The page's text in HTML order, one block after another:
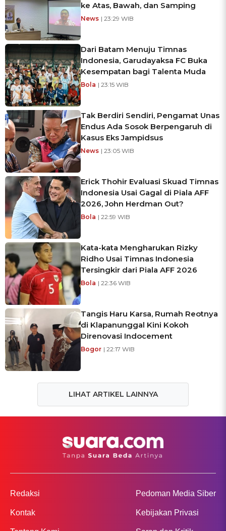
ke Atas, Bawah, dan Samping
News | 23:29 WIB
Dari Batam Menuju Timnas
Indonesia, Garudayaksa FC Buka
Kesempatan bagi Talenta Muda
Bola | 23:15 WIB
Tak Berdiri Sendiri, Pengamat Unas
Endus Ada Sosok Berpengaruh di
Kasus Eks Jampidsus
News | 23:05 WIB
Erick Thohir Evaluasi Skuad Timnas
Indonesia Usai Gagal di Piala AFF
2026, John Herdman Out?
Bola | 22:59 WIB
Kata-kata Mengharukan Rizky
Ridho Usai Timnas Indonesia
Tersingkir dari Piala AFF 2026
Bola | 22:36 WIB
Tangis Haru Karsa, Rumah Reotnya
di Klapanunggal Kini Kokoh
Direnovasi Indocement
Bogor | 22:17 WIB
LIHAT ARTIKEL LAINNYA
Redaksi
Kontak
Pedoman Media Siber
Kebijakan Privasi